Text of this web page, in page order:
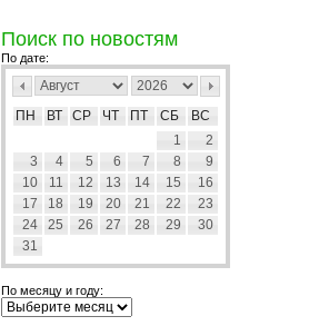
Поиск по новостям
По дате:
ПН ВТ СР ЧТ ПТ СБ
ВС
1
2
3
4 5 6 7 8
9
10
11 12 13 14 15
16
17
18 19 20 21 22
23
24
25 26 27 28 29
30
31
По месяцу и году: